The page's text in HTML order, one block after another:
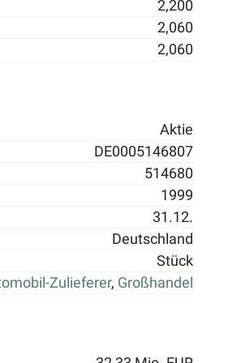
2,200
2,060
2,060
Aktie
DE0005146807
514680
1999
31.12.
Deutschland
Stück
Zulieferer, Großhandel